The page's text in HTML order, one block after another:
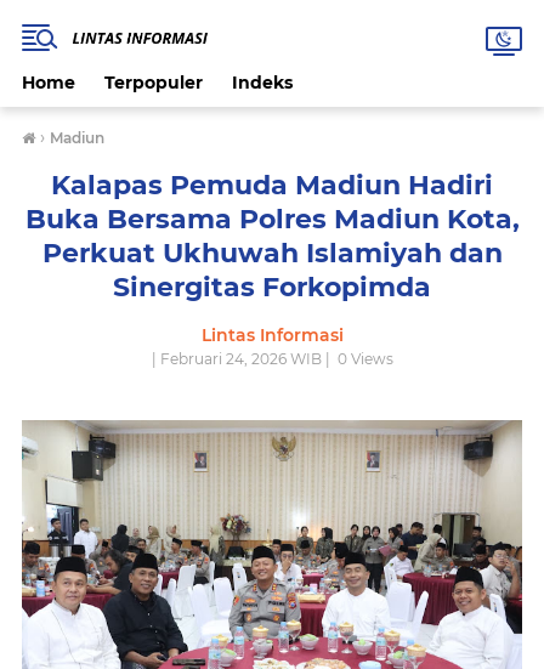
Home Terpopuler Indeks
› Madiun
Kalapas Pemuda Madiun Hadiri
Buka Bersama Polres Madiun Kota,
Perkuat Ukhuwah Islamiyah dan
Sinergitas Forkopimda
Lintas Informasi
| Februari 24, 2026 WIB | 0Views